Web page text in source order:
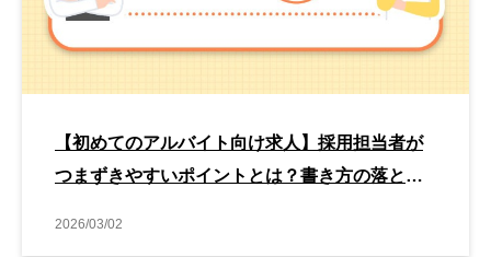
【初めてのアルバイト向け求人】採用担当者が
つまずきやすいポイントとは？書き方の落とし
2026/03/02